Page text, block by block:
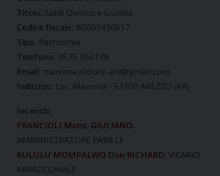
Santi Quirico e Giulitta
Codice fiscale: 80007430517
Tipo: Parrocchia
Telefono: 0575 362178
Email: marcena.diocesi.are@gmail.com
Indirizzo: Loc. Marcena - 52100 AREZZO (AR)
Incarichi
FRANCIOLI Mons. GIULIANO:
AMMINISTRATORE PARR.LE
KULULU MOMPALWO Don RICHARD: VICARIO
PARROCCHIALE